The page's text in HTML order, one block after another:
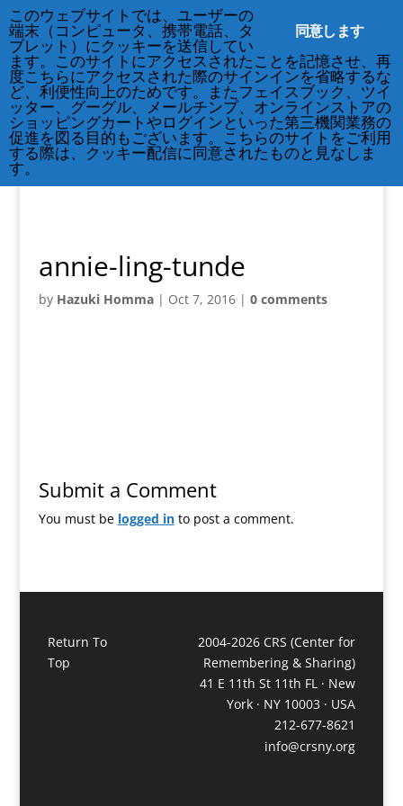
212-677-8621
info@crsny.org
annie-ling-tunde
by Hazuki Homma| Oct 7, 2016| 0 comments
Submit a Comment
You must be logged into post a comment.
Return To
Top
2004-2026 CRS (Center for
Remembering & Sharing)
41 E 11th St 11th FL · New
York · NY 10003 · USA
212-677-8621
info@crsny.org
同意します
このウェブサイトでは、ユーザーの
端末（コンピュータ、携帯電話、タ
ブレット）にクッキーを送信してい
ます。このサイトにアクセスされたことを記憶させ、再
度こちらにアクセスされた際のサインインを省略するな
ど、利便性向上のためです。またフェイスブック、ツイ
ッター、グーグル、メールチンプ、オンラインストアの
ショッピングカートやログインといった第三機関業務の
促進を図る目的もございます。こちらのサイトをご利用
する際は、クッキー配信に同意されたものと見なしま
す。